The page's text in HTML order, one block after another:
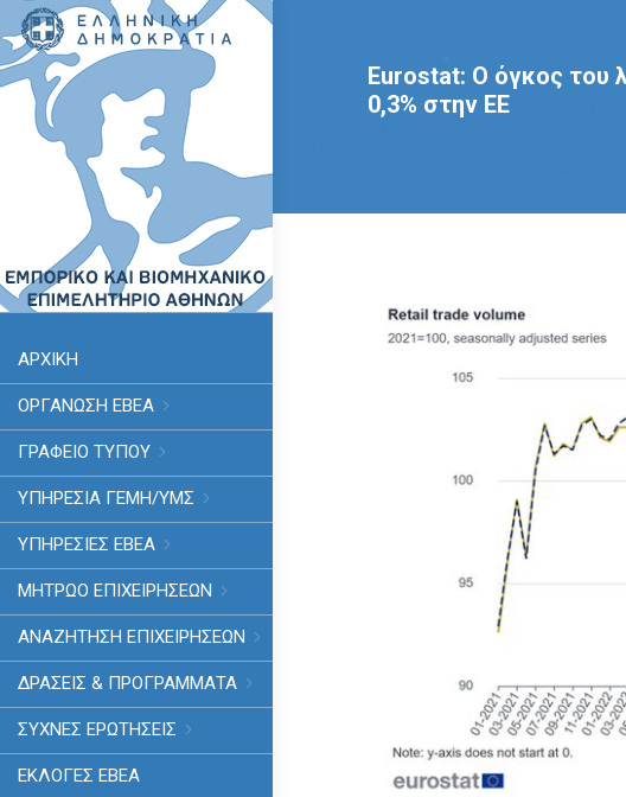
ΑΡΧΙΚΗ
ΟΡΓΑΝΩΣΗ ΕΒΕΑ
ΓΡΑΦΕΙΟ ΤΥΠΟΥ
ΥΠΗΡΕΣΊΑ ΓΕΜΗ/ΥΜΣ
ΥΠΗΡΕΣΙΕΣ ΕΒΕΑ
ΜΗΤΡΩΟ ΕΠΙΧΕΙΡΗΣΕΩΝ
ΑΝΑΖΗΤΗΣΗ ΕΠΙΧΕΙΡΗΣΕΩΝ
ΔΡΑΣΕΙΣ & ΠΡΟΓΡΑΜΜΑΤΑ
ΣΥΧΝΕΣ ΕΡΩΤΗΣΕΙΣ
ΕΚΛΟΓΈΣ ΕΒΕΑ
Eurostat: Ο όγκος του
0,3% στην ΕΕ